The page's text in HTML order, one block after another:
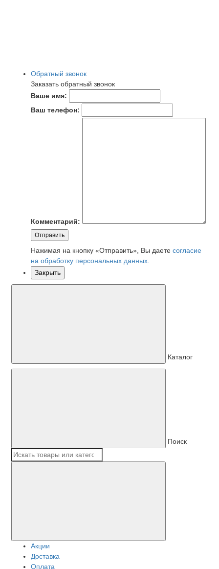
Обратный звонок
Заказать обратный звонок
Ваше имя:
Ваш телефон:
Комментарий:
Отправить
Нажимая на кнопку «Отправить», Вы даете согласие
на обработку персональных данных.
Закрыть
Каталог
Поиск
Акции
Доставка
Оплата